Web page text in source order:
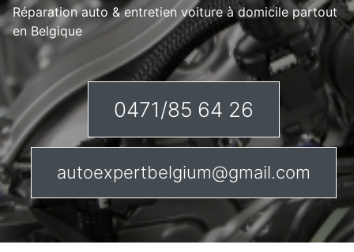
Réparation auto & entretien voiture à domicile partout
en Belgique
0471/85 64 26
autoexpertbelgium@gmail.com